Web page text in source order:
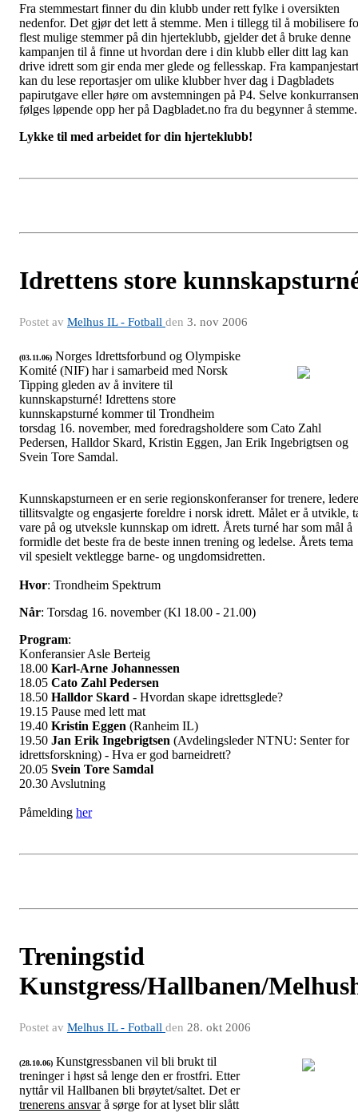
Fra stemmestart finner du din klubb under rett fylke i oversikten
nedenfor. Det gjør det lett å stemme. Men i tillegg til å mobilisere
flest mulige stemmer på din hjerteklubb, gjelder det å bruke denne
kampanjen til å finne ut hvordan dere i din klubb eller ditt lag kan
drive idrett som gir enda mer glede og fellesskap. Fra kampanjestart
kan du lese reportasjer om ulike klubber hver dag i Dagbladets
papirutgave eller høre om avstemningen på P4. Selve konkurransen
følges løpende opp her på Dagbladet.no fra du begynner å stemme.
Lykke til med arbeidet for din hjerteklubb!
Idrettens store
Postet av Melhus IL - Fotball den 3. nov 2006
(03.11.06) Norges Idrettsforbund og Olympiske
Komité (NIF) har i samarbeid med Norsk
Tipping gleden av å invitere til
kunnskapsturné! Idrettens store
kunnskapsturné kommer til Trondheim
torsdag 16. november, med foredragsholdere som Cato Zahl
Pedersen, Halldor Skard, Kristin Eggen, Jan Erik Ingebrigtsen og
Svein Tore Samdal.
Kunnskapsturneen er en serie regionskonferanser for trenere,
tillitsvalgte og engasjerte foreldre i norsk idrett. Målet er å utvikle,
vare på og utveksle kunnskap om idrett. Årets turné har som mål å
formidle det beste fra de beste innen trening og ledelse. Årets tema
vil spesielt vektlegge barne- og ungdomsidretten.
Hvor: Trondheim Spektrum
Når: Torsdag 16. november (Kl 18.00 - 21.00)
Program:
Konferansier Asle Berteig
18.00 Karl-Arne Johannessen
18.05 Cato Zahl Pedersen
18.50 Halldor Skard - Hvordan skape idrettsglede?
19.15 Pause med lett mat
19.40 Kristin Eggen (Ranheim IL)
19.50 Jan Erik Ingebrigtsen (Avdelingsleder NTNU: Senter for
idrettsforskning) - Hva er god barneidrett?
20.05 Svein Tore Samdal
20.30 Avslutning
Påmelding her
Treningstid
Kunstgress/Hallbanen/
Postet av Melhus IL - Fotball den 28. okt 2006
(28.10.06) Kunstgressbanen vil bli brukt til
treninger i høst så lenge den er frostfri. Etter
nyttår vil Hallbanen bli brøytet/saltet. Det er
trenerens ansvarå sørge for at lyset blir slått